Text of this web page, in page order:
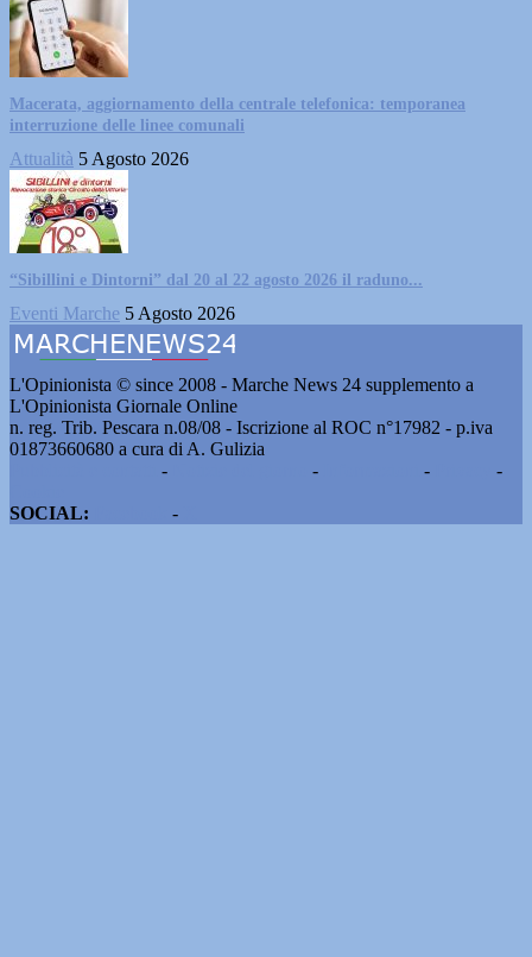
Macerata, aggiornamento della centrale telefonica: temporanea
interruzione delle linee comunali
Attualità 5 Agosto 2026
“Sibillini e Dintorni” dal 20 al 22 agosto 2026 il raduno...
Eventi Marche 5 Agosto 2026
L'Opinionista © since 2008 - Marche News 24 supplemento a
L'Opinionista Giornale Online
n. reg. Trib. Pescara n.08/08 - Iscrizione al ROC n°17982 - p.iva
01873660680 a cura di A. Gulizia
- - -
-
SOCIAL:
-